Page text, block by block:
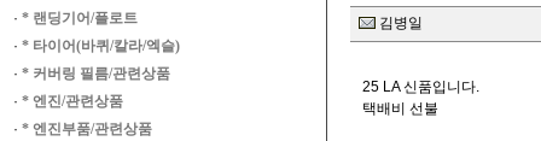
· * 랜딩기어/플로트
· * 타이어(바퀴/칼라/엑슬)
· * 커버링 필름/관련상품
· * 엔진/관련상품
· * 엔진부품/관련상품
김병일
25 LA 신품입니다.
택배비 선불